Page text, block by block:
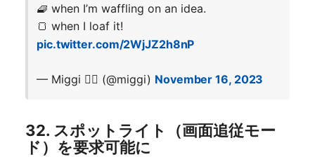
🧇 when I’m waffling on an idea.
🍞 when I loaf it!
pic.twitter.com/2WjJZ2h8nP
— Miggi ✌🏽 (@miggi) November 16, 2023
32. スポットライト（画面追従モー
ド）を要求可能に